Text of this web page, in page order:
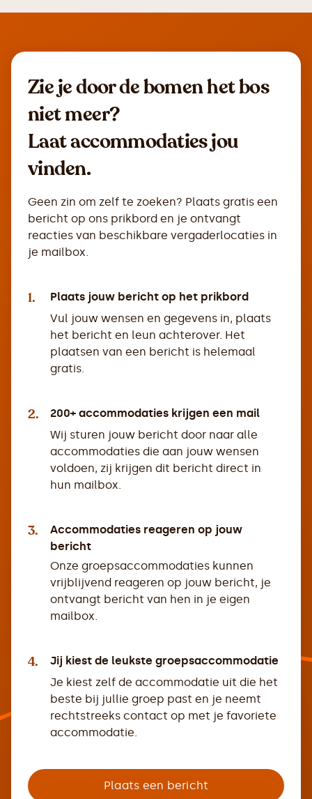
Zie je door de bomen het bos
niet meer?
Laat accommodaties jou
vinden.
Geen zin om zelf te zoeken? Plaats gratis een
bericht op ons prikbord en je ontvangt
reacties van beschikbare vergaderlocaties in
je mailbox.
1.
Plaats jouw bericht op het prikbord
Vul jouw wensen en gegevens in, plaats
het bericht en leun achterover. Het
plaatsen van een bericht is helemaal
gratis.
2.
200+ accommodaties krijgen een mail
Wij sturen jouw bericht door naar alle
accommodaties die aan jouw wensen
voldoen, zij krijgen dit bericht direct in
hun mailbox.
3.
Accommodaties reageren op jouw
bericht
Onze groepsaccommodaties kunnen
vrijblijvend reageren op jouw bericht, je
ontvangt bericht van hen in je eigen
mailbox.
4.
Jij kiest de leukste groepsaccommodatie
Je kiest zelf de accommodatie uit die het
beste bij jullie groep past en je neemt
rechtstreeks contact op met je favoriete
accommodatie.
Plaats een bericht